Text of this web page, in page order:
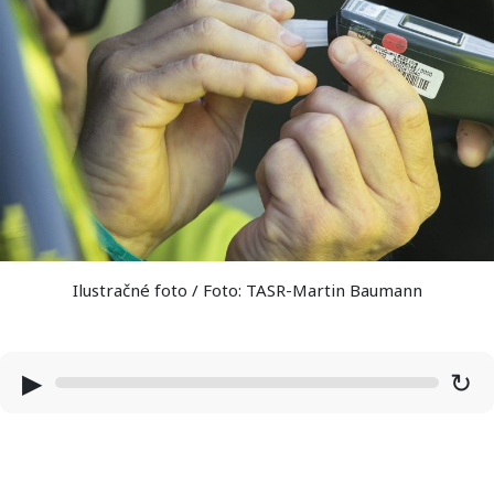
Ilustračné foto / Foto: TASR-Martin Baumann
▶ ↻